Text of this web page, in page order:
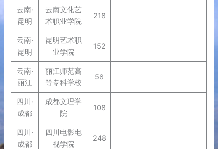
云南·
昆明
云南文化艺
术职业学院
218
云南·
昆明
昆明艺术职
业学院
152
云南·
丽江
丽江师范高
等专科学校
58
四川·
成都
成都文理学
院
108
四川·
成都
四川电影电
视学院
248